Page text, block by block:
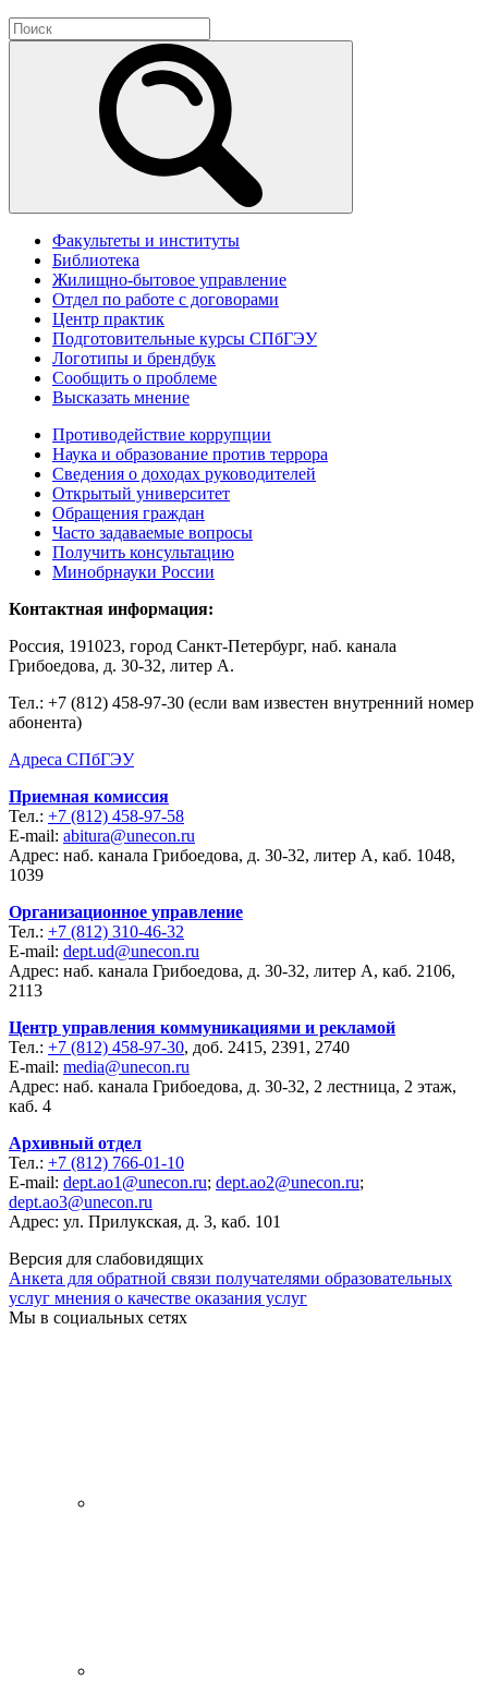
Факультеты и институты
Библиотека
Жилищно-бытовое управление
Отдел по работе с договорами
Центр практик
Подготовительные курсы СПбГЭУ
Логотипы и брендбук
Сообщить о проблеме
Высказать мнение
Противодействие коррупции
Наука и образование против террора
Сведения о доходах руководителей
Открытый университет
Обращения граждан
Часто задаваемые вопросы
Получить консультацию
Минобрнауки России
Контактная информация:
Россия, 191023, город Санкт-Петербург, наб. канала
Грибоедова, д. 30-32, литер А.
Тел.: +7 (812) 458-97-30 (если вам известен внутренний номер
абонента)
Адреса СПбГЭУ
Приемная комиссия
Тел.: +7 (812) 458-97-58
E-mail: abitura@unecon.ru
Адрес: наб. канала Грибоедова, д. 30-32, литер А, каб. 1048,
1039
Организационное управление
Тел.: +7 (812) 310-46-32
E-mail: dept.ud@unecon.ru
Адрес: наб. канала Грибоедова, д. 30-32, литер А, каб. 2106,
2113
Центр управления коммуникациями и рекламой
Тел.: +7 (812) 458-97-30, доб. 2415, 2391, 2740
E-mail: media@unecon.ru
Адрес: наб. канала Грибоедова, д. 30-32, 2 лестница, 2 этаж,
каб. 4
Архивный отдел
Тел.: +7 (812) 766-01-10
E-mail: dept.ao1@unecon.ru; dept.ao2@unecon.ru;
dept.ao3@unecon.ru
Адрес: ул. Прилукская, д. 3, каб. 101
Версия для слабовидящих
Анкета для обратной связи получателями образовательных
услуг мнения о качестве оказания услуг
Мы в социальных сетях